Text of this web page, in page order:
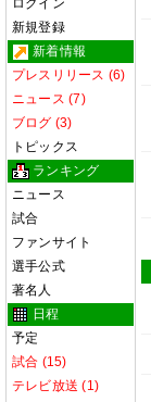
ログイン
新規登録
新着情報
プレスリリース (6)
ニュース (7)
ブログ (3)
トピックス
ランキング
ニュース
試合
ファンサイト
選手公式
著名人
日程
予定
試合 (15)
テレビ放送 (1)